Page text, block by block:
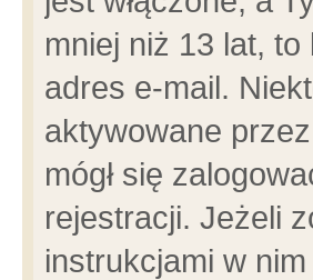
mniej niż 13 lat, to
adres e-mail.
aktywowane
mógł się
rejestracji. Jeżeli
instrukcjami w